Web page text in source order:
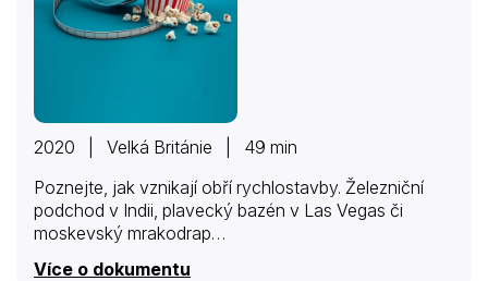
2020 | Velká Británie | 49 min
Poznejte, jak vznikají obří rychlostavby. Železniční
podchod v Indii, plavecký bazén v Las Vegas či
moskevský mrakodrap…
Více o dokumentu